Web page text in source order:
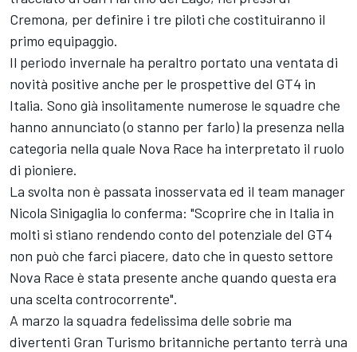
Cremona, per definire i tre piloti che costituiranno il
primo equipaggio.
Il periodo invernale ha peraltro portato una ventata di
novità positive anche per le prospettive del GT4 in
Italia. Sono già insolitamente numerose le squadre che
hanno annunciato (o stanno per farlo) la presenza nella
categoria nella quale Nova Race ha interpretato il ruolo
di pioniere.
La svolta non è passata inosservata ed il team manager
Nicola Sinigaglia lo conferma: "Scoprire che in Italia in
molti si stiano rendendo conto del potenziale del GT4
non può che farci piacere, dato che in questo settore
Nova Race è stata presente anche quando questa era
una scelta controcorrente".
A marzo la squadra fedelissima delle sobrie ma
divertenti Gran Turismo britanniche pertanto terrà una